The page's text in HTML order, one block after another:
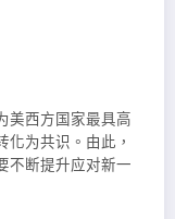
美西方国家最具高
为共识。由此，
不断提升应对新一